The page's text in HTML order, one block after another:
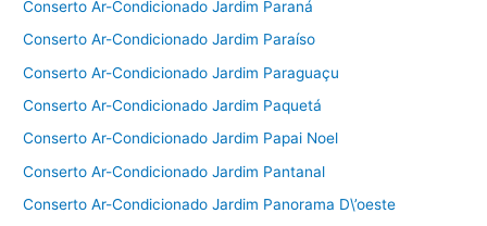
Conserto Ar-Condicionado Jardim Paraná
Conserto Ar-Condicionado Jardim Paraíso
Conserto Ar-Condicionado Jardim Paraguaçu
Conserto Ar-Condicionado Jardim Paquetá
Conserto Ar-Condicionado Jardim Papai Noel
Conserto Ar-Condicionado Jardim Pantanal
Conserto Ar-Condicionado Jardim Panorama D\’oeste